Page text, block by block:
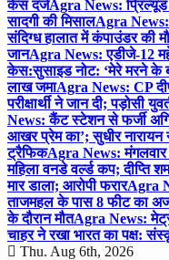
केस दर्जAgra News: प्रिल्यूड
सादगी की मिसालAgra News:
संदिग्ध हालात में कंपाउंडर की
जानAgra News: एडीजे-12
केस:सुसाइड नोट: ‘मेरे मरने के
लाख जमाAgra News: CP
परीक्षार्थी ने जान दी; पड़ोसी
News: कैंट स्टेशन से फर्जी
आखर प्रेम का’; सुधीर नारायन
ट्रैफिकAgra News:
महिला वनडे वर्ल्ड कप; दीप्ति
मार डाला; आरोपी फरारAgra
ताजमहल के पास 8 फीट का
के दौरान मौतAgra News:
चाहर ने रखा भारत का पक्ष:
Thu. Aug 6th, 2026